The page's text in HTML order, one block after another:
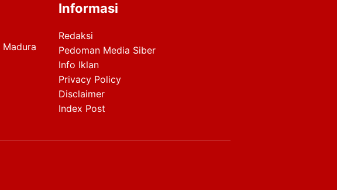
Informasi
Redaksi
Pedoman Media Siber
Info Iklan
Privacy Policy
Disclaimer
Index Post